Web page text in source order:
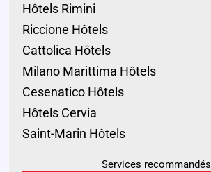
Hôtels Rimini
Riccione Hôtels
Cattolica Hôtels
Milano Marittima Hôtels
Cesenatico Hôtels
Hôtels Cervia
Saint-Marin Hôtels
Services recommandés